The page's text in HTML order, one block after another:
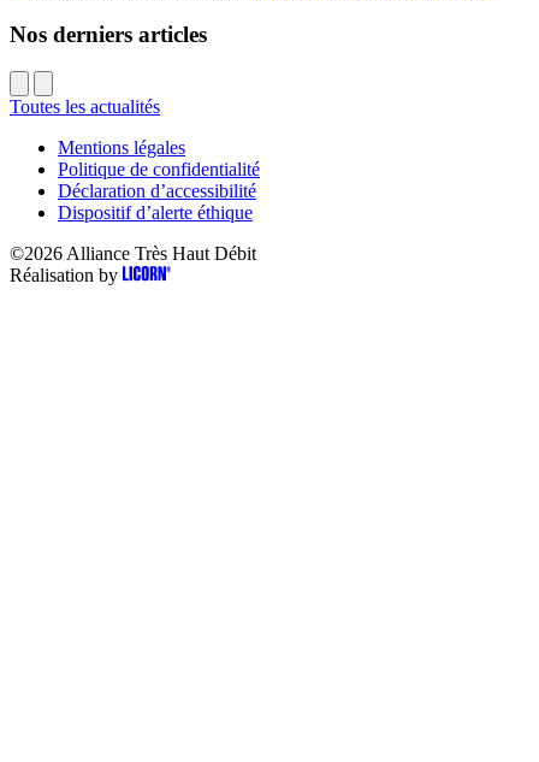
Nos derniers articles
Toutes les actualités
Mentions légales
Politique de confidentialité
Déclaration d’accessibilité
Dispositif d’alerte éthique
©2026 Alliance Très Haut Débit
Réalisation by